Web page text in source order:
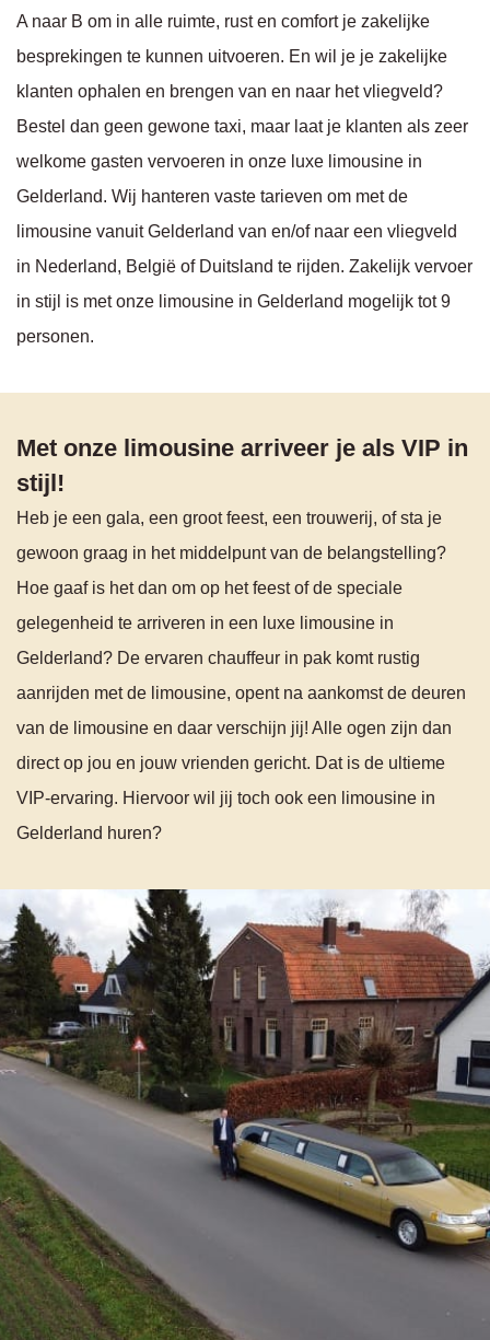
A naar B om in alle ruimte, rust en comfort je zakelijke
besprekingen te kunnen uitvoeren. En wil je je zakelijke
klanten ophalen en brengen van en naar het vliegveld?
Bestel dan geen gewone taxi, maar laat je klanten als zeer
welkome gasten vervoeren in onze luxe limousine in
Gelderland. Wij hanteren vaste tarieven om met de
limousine vanuit Gelderland van en/of naar een vliegveld
in Nederland, België of Duitsland te rijden. Zakelijk vervoer
in stijl is met onze limousine in Gelderland mogelijk tot 9
personen.
Met onze limousine arriveer je als VIP in
stijl!
Heb je een gala, een groot feest, een trouwerij, of sta je
gewoon graag in het middelpunt van de belangstelling?
Hoe gaaf is het dan om op het feest of de speciale
gelegenheid te arriveren in een luxe limousine in
Gelderland? De ervaren chauffeur in pak komt rustig
aanrijden met de limousine, opent na aankomst de deuren
van de limousine en daar verschijn jij! Alle ogen zijn dan
direct op jou en jouw vrienden gericht. Dat is de ultieme
VIP-ervaring. Hiervoor wil jij toch ook een limousine in
Gelderland huren?